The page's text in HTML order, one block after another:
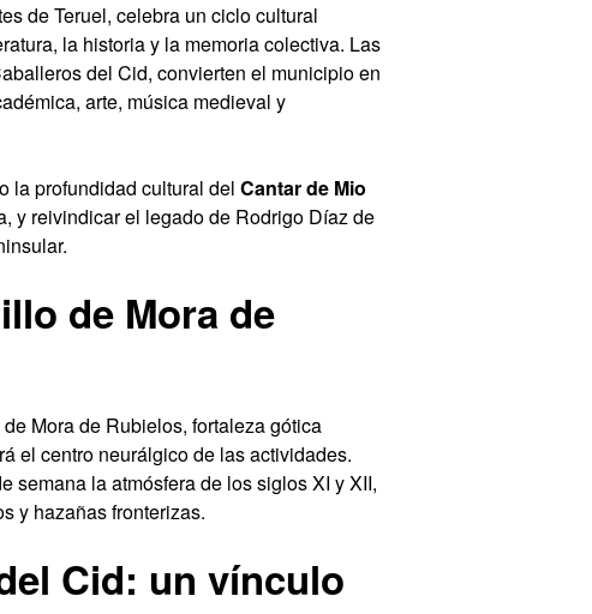
de Teruel, celebra un ciclo cultural
la historia y la memoria colectiva. Las
del Cid, convierten el municipio en
arte, música medieval y
la profundidad cultural del Cantar de Mio
y reivindicar el legado de Rodrigo Díaz de
de Mora de
Mora de Rubielos, fortaleza gótica
el centro neurálgico de las actividades.
semana la atmósfera de los siglos XI y XII,
y hazañas fronterizas.
Cid: un vínculo